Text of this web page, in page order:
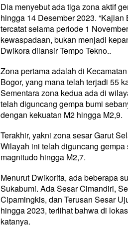
Dia menyebut ada tiga zona aktif
hingga 14 Desember 2023.
tercatat selama periode 1
kewaspadaan, bukan menjadi
Dwikora dilansir Tempo Tekno..
Zona pertama adalah di
Bogor, yang mana telah terjadi 55
Sementara zona kedua ada di
telah diguncang gempa bumi
dengan kekuatan M2 hingga M2,9.
Terakhir, yakni zona sesar Garut
Wilayah ini telah diguncang
magnitudo hingga M2,7.
Menurut Dwikorita, ada beberapa
Sukabumi. Ada Sesar Cimandiri,
Cipamingkis, dan Terusan Sesar
hingga 2023, terlihat bahwa di
katanya.